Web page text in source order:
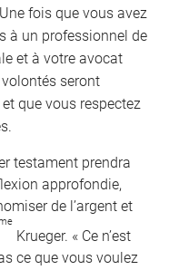
Une fois que vous avez
à un professionnel de
et à votre avocat
seront
que vous respectez
testament prendra
approfondie,
de l’argent et
Krueger. « Ce n’est
ce que vous voulez